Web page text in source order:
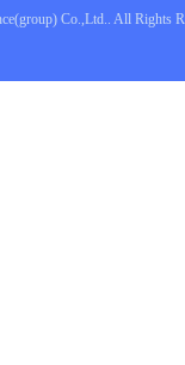
Co.,Ltd.. All Rights